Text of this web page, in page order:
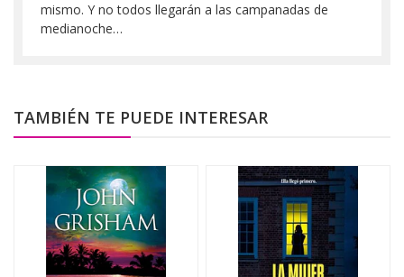
mismo. Y no todos llegarán a las campanadas de
medianoche…
TAMBIÉN TE PUEDE INTERESAR